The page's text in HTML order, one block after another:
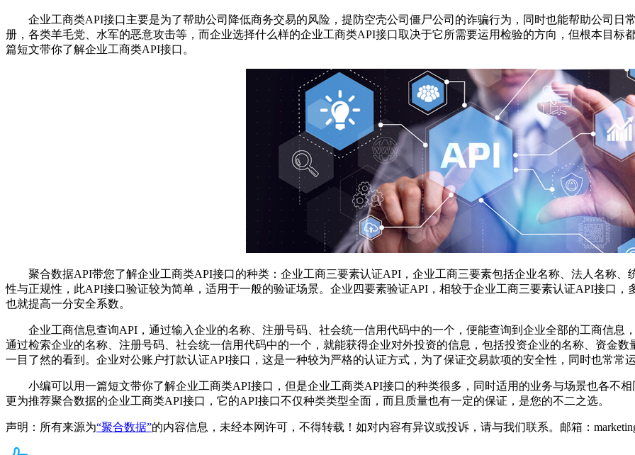
企业工商类API接口主要是为了帮助公司降低商务交易的风险，提防空壳公司僵尸公司的诈骗行为，同时也能帮助公司日
册，各类羊毛党、水军的恶意攻击等，而企业选择什么样的企业工商类API接口取决于它所需要运用检验的方向，但根本目标
篇短文带你了解企业工商类API接口。
聚合数据API带您了解企业工商类API接口的种类：企业工商三要素认证API，企业工商三要素包括企业名称、法人名称、
性与正规性，此API接口验证较为简单，适用于一般的验证场景。企业四要素验证API，相较于企业工商三要素认证API接口，
也就提高一分安全系数。
企业工商信息查询API，通过输入企业的名称、注册号码、社会统一信用代码中的一个，便能查询到企业全部的工商信息
通过检索企业的名称、注册号码、社会统一信用代码中的一个，就能获得企业对外投资的信息，包括投资企业的名称、资金
一目了然的看到。企业对公账户打款认证API接口，这是一种较为严格的认证方式，为了保证交易款项的安全性，同时也常常
小编可以用一篇短文带你了解企业工商类API接口，但是企业工商类API接口的种类很多，同时适用的业务与场景也各不相
更为推荐聚合数据的企业工商类API接口，它的API接口不仅种类类型全面，而且质量也有一定的保证，是您的不二之选。
声明：所有来源为“聚合数据”的内容信息，未经本网许可，不得转载！如对内容有异议或投诉，请与我们联系。邮箱：